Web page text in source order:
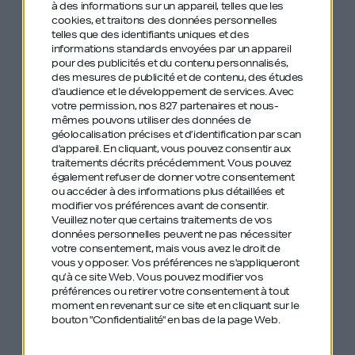
à des informations sur un appareil, telles que les
cookies, et traitons des données personnelles
telles que des identifiants uniques et des
informations standards envoyées par un appareil
pour des publicités et du contenu personnalisés,
des mesures de publicité et de contenu, des études
d'audience et le développement de services.Avec
votre permission, nos 827 partenaires et nous-
mêmes pouvons utiliser des données de
géolocalisation précises et d’identification par scan
d'appareil. En cliquant, vous pouvez consentir aux
traitements décrits précédemment. Vous pouvez
également refuser de donner votre consentement
ou accéder à des informations plus détaillées et
modifier vos préférences avant de consentir.
Veuillez noter que certains traitements de vos
données personnelles peuvent ne pas nécessiter
votre consentement, mais vous avez le droit de
vous y opposer. Vos préférences ne s'appliqueront
qu’à ce site Web. Vous pouvez modifier vos
préférences ou retirer votre consentement à tout
moment en revenant sur ce site et en cliquant sur le
bouton "Confidentialité" en bas de la page Web.
défaut ? Ne pas avoir cherché à rencontrer Natalie
Portman quand elle était à Harvard avec lui !
“Je n’ai jamais pris la grosse tête car je n’ai
jamais été le meilleur. J’ai toujours été
entouré de gens qui étaient plus intelligents
que moi.”
Au menu de cet épisode impressionnant : sa
décennie passée chez McKinsey, comment il s’est
retrouvé dans le monde des crédits, comment il
finance FinFrog et ses levées de fonds…
J’ai beaucoup aimé sa simplicité et sa façon
d’accompagner ses clients – y compris ceux